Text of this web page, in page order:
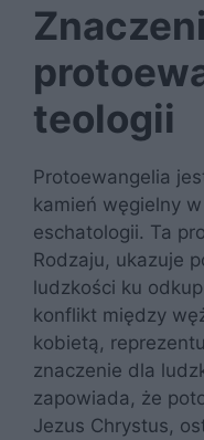
teologii
Protoewangelia
kamień węgielny
eschatologii. Ta
Rodzaju, ukazuje
ludzkości ku
konflikt między
kobietą,
znaczenie dla
zapowiada, że
Jezus Chrystus,